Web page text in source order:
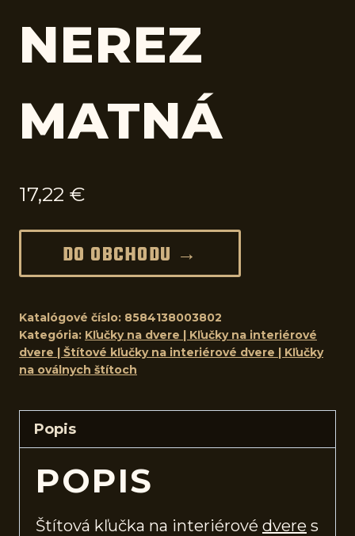
NEREZ
MATNÁ
17,22 €
DO OBCHODU →
Katalógové číslo: 8584138003802
Kategória: Kľučky na dvere | Kľučky na interiérové
dvere | Štítové kľučky na interiérové dvere | Kľučky
na oválnych štítoch
Popis
POPIS
Štítová kľučka na interiérové dvere s